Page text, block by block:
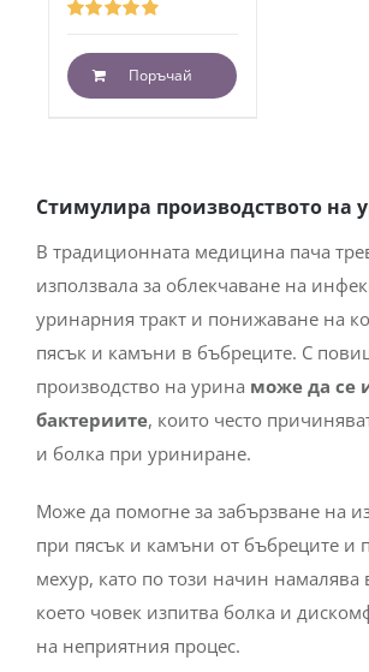
4.93от 5
Поръчай
Стимулира производството на
В традиционната медицина пача
използвала за облекчаване на
уринарния тракт и понижаване на
пясък и камъни в бъбреците. С
производство на урина може да се
бактериите, които често
и болка при уриниране.
Може да помогне за забързване на
при пясък и камъни от бъбреците и
мехур, като по този начин намалява
което човек изпитва болка и
на неприятния процес.